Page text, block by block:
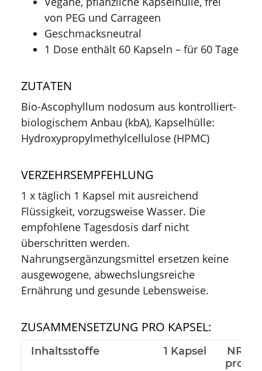
von PEG und Carrageen
Geschmacksneutral
1 Dose enthält 60 Kapseln – für 60 Tage
ZUTATEN
Bio-Ascophyllum nodosum aus kontrolliert-
biologischem Anbau (kbA), Kapselhülle:
Hydroxypropylmethylcellulose (HPMC)
VERZEHRSEMPFEHLUNG
1 x täglich 1 Kapsel mit ausreichend
Flüssigkeit, vorzugsweise Wasser. Die
empfohlene Tagesdosis darf nicht
überschritten werden.
Nahrungsergänzungsmittel ersetzen keine
ausgewogene, abwechslungsreiche
Ernährung und gesunde Lebensweise.
ZUSAMMENSETZUNG PRO KAPSEL:
Inhaltsstoffe 1 Kapsel
NRV
pro